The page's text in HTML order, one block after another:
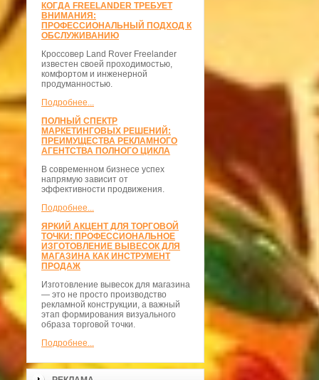
КОГДА FREELANDER ТРЕБУЕТ
ВНИМАНИЯ:
ПРОФЕССИОНАЛЬНЫЙ ПОДХОД К
ОБСЛУЖИВАНИЮ
Кроссовер Land Rover Freelander
известен своей проходимостью,
комфортом и инженерной
продуманностью.
Подробнее...
ПОЛНЫЙ СПЕКТР
МАРКЕТИНГОВЫХ РЕШЕНИЙ:
ПРЕИМУЩЕСТВА РЕКЛАМНОГО
АГЕНТСТВА ПОЛНОГО ЦИКЛА
В современном бизнесе успех
напрямую зависит от
эффективности продвижения.
Подробнее...
ЯРКИЙ АКЦЕНТ ДЛЯ ТОРГОВОЙ
ТОЧКИ: ПРОФЕССИОНАЛЬНОЕ
ИЗГОТОВЛЕНИЕ ВЫВЕСОК ДЛЯ
МАГАЗИНА КАК ИНСТРУМЕНТ
ПРОДАЖ
Изготовление вывесок для магазина
— это не просто производство
рекламной конструкции, а важный
этап формирования визуального
образа торговой точки.
Подробнее...